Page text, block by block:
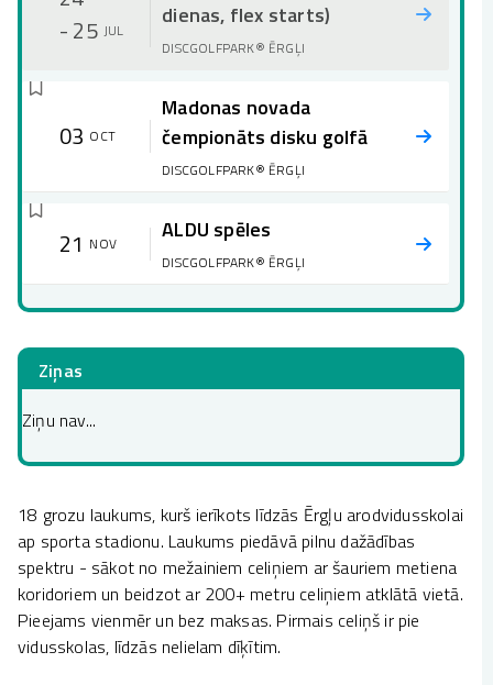
- 25 JUL
dienas, flex starts)
DISCGOLFPARK® ĒRGĻI
03 OCT
Madonas novada
čempionāts disku golfā
DISCGOLFPARK® ĒRGĻI
21 NOV ALDU spēles
DISCGOLFPARK® ĒRGĻI
Ziņas
Ziņu nav...
18 grozu laukums, kurš ierīkots līdzās Ērgļu arodvidusskolai
ap sporta stadionu. Laukums piedāvā pilnu dažādības
spektru - sākot no mežainiem celiņiem ar šauriem metiena
koridoriem un beidzot ar 200+ metru celiņiem atklātā vietā.
Pieejams vienmēr un bez maksas. Pirmais celiņš ir pie
vidusskolas, līdzās nelielam dīķītim.